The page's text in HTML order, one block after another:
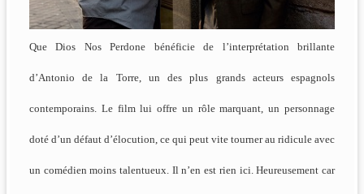
Que Dios Nos Perdone bénéficie de l’interprétation brillante
d’Antonio de la Torre, un des plus grands acteurs espagnols
contemporains. Le film lui offre un rôle marquant, un personnage
doté d’un défaut d’élocution, ce qui peut vite tourner au ridicule avec
un comédien moins talentueux. Il n’en est rien ici. Heureusement car